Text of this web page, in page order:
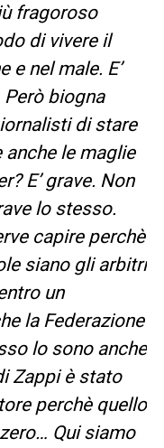
fragoroso
di vivere il
e nel male. E’
biogna
di stare
le maglie
E’ grave. Non
lo stesso.
capire perchè
siano gli arbitri
un
la Federazione
lo sono anche
Zappi è stato
perchè quello
Qui siamo